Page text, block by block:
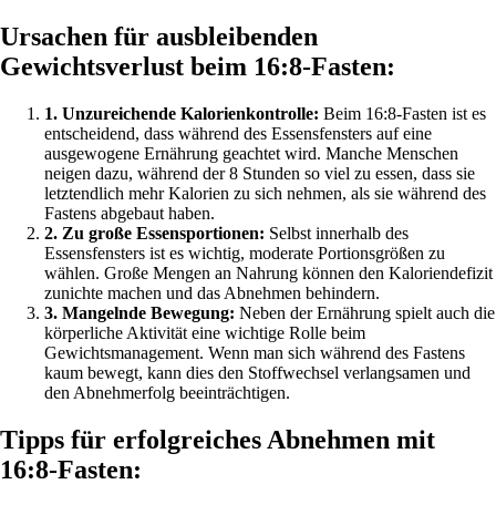
Ursachen für ausbleibenden
Gewichtsverlust beim 16:8-Fasten:
1. Unzureichende Kalorienkontrolle: Beim 16:8-Fasten ist es
entscheidend, dass während des Essensfensters auf eine
ausgewogene Ernährung geachtet wird. Manche Menschen
neigen dazu, während der 8 Stunden so viel zu essen, dass sie
letztendlich mehr Kalorien zu sich nehmen, als sie während des
Fastens abgebaut haben.
2. Zu große Essensportionen: Selbst innerhalb des
Essensfensters ist es wichtig, moderate Portionsgrößen zu
wählen. Große Mengen an Nahrung können den Kaloriendefizit
zunichte machen und das Abnehmen behindern.
3. Mangelnde Bewegung: Neben der Ernährung spielt auch die
körperliche Aktivität eine wichtige Rolle beim
Gewichtsmanagement. Wenn man sich während des Fastens
kaum bewegt, kann dies den Stoffwechsel verlangsamen und
den Abnehmerfolg beeinträchtigen.
Tipps für erfolgreiches Abnehmen mit
16:8-Fasten: